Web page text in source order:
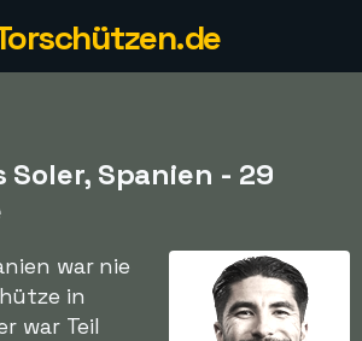
Soler, Spanien - 29
war nie
in
war Teil